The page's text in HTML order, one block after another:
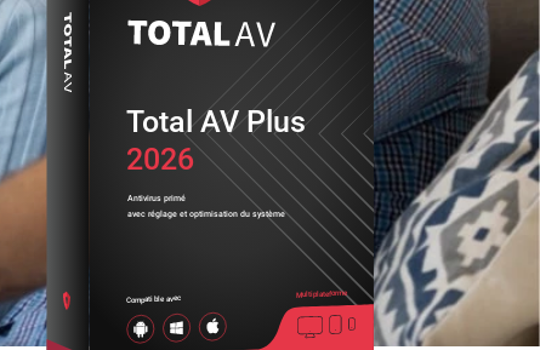
2026
Antivirus primé
avec réglage et optimisation du système
Compatible avec Multiplateforme
Total AV Plus